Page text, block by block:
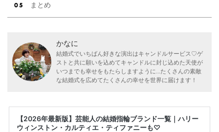
まとめ
かなに
結婚式でいちばん好きな演出はキャンドルサービス♡ゲ
ストと共に願いを込めてキャンドルに封じ込めた天使が
いつまでも幸せをもたらしますように...たくさんの素敵
な結婚式を広めてたくさんの幸せを世界に届けます！
【2026年最新版】芸能人の結婚指輪ブランド一覧｜ハリー
ウィンストン・カルティエ・ティファニーも♡